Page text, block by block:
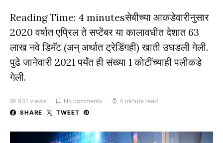
Reading Time: 4 minutesसेबीच्या आकडेवारीनुसार
2020 वर्षात एप्रिल ते सप्टेंबर या कालावधीत देशात 63
लाख नवे डिमॅट (अन् अर्थात ट्रेडिंगही) खाती उघडली गेली.
पुढे जानेवारी 2021 पर्यंत ही संख्या 1 कोटींच्याही पलीकडे
गेली.
931 views No comments 4 minute read
SHARE TWEET